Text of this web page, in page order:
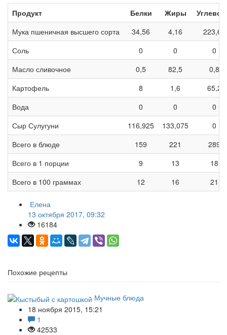
Продукт Белки Жиры
Мука пшеничная высшего сорта
34,56 4,16
223,68
Соль
0 0
0
Масло сливочное
0,5 82,5
0,8
Картофель
8 1,6
65,2
Вода
0 0
0
Сыр Сулугуни
116,925 133,075
0
Всего в блюде
159 221
289
Всего в 1 порции
9 13
18
Всего в 100 граммах
12 16 21
Елена
13 октября 2017, 09:32
16184
Похожие рецепты
Мучные блюда
18 ноября 2015, 15:21
1
42533